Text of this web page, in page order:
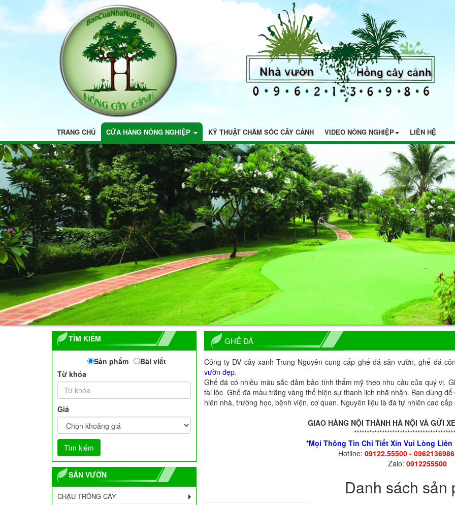
TRANG CHỦ CỬA HÀNG NÔNG NGHIỆP KỸ THUẬT CHĂM SÓC CÂY CẢNH VIDEO NÔNG NGHIỆP LIÊN HỆ
TÌM KIẾM
Sản phẩm
Bài viết
Từ khóa
Giá
SÂN VƯỜN
CHẬU TRỒNG CÂY
GHẾ ĐÁ
Công ty DV cây xanh Trung Nguyên cung cấp ghế đá sân vườn, ghế đá
vườn đẹp.
Ghế đá có nhiều màu sắc đảm bảo tính thẩm mỹ theo nhu cầu của quý vị.
tài lộc. Ghế đá màu trắng vàng thể hiện sự thanh lịch nhã nhặn. Bạn dùng
hiên nhà, trường học, bệnh viện, cơ quan. Nguyên liệu là đá tự nhiên cao
GIAO HÀNG NỘI THÀNH HÀ NỘI VÀ GỬI
*Mọi Thông Tin Chi Tiết Xin Vui Lòng Liên
Hotline: 09122.55500 -
Zalo: 0912255500
Danh sách sản